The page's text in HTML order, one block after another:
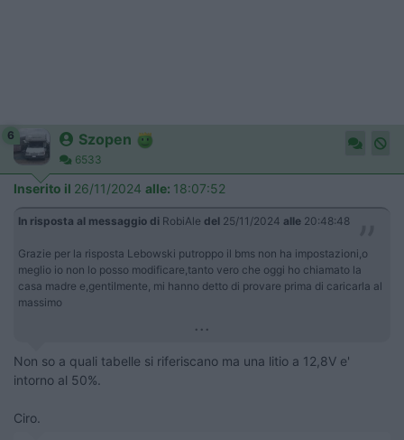
6 Szopen
6533
Inserito il 26/11/2024 alle: 18:07:52
In risposta al messaggio di RobiAle del 25/11/2024 alle 20:48:48
Grazie per la risposta Lebowski putroppo il bms non ha impostazioni,o
meglio io non lo posso modificare,tanto vero che oggi ho chiamato la
casa madre e,gentilmente, mi hanno detto di provare prima di caricarla al
massimo
...
Non so a quali tabelle si riferiscano ma una litio a 12,8V e'
intorno al 50%.
Ciro.